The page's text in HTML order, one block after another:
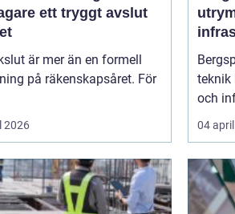
ett tryggt avslut
är mer än en formell
på räkenskapsåret. För
2026
teknik
och
04